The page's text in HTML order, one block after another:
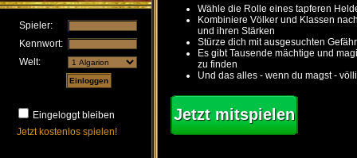
Spieler:
Kennwort:
Welt:
Eingeloggt bleiben
Jetzt kostenlos spielen!
Wähle die Rolle eines tapferen
Kombiniere Völker und Klassen
und ihren Stärken
Stürze dich mit ausgesuchten
Es gibt Tausende mächtige und
zu finden
Und das alles - wenn du magst -
Jetzt mitspielen